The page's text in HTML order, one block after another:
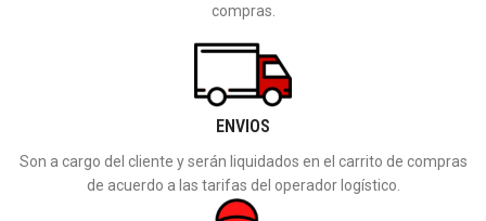
compras.
ENVIOS
Son a cargo del cliente y serán liquidados en el carrito de compras
de acuerdo a las tarifas del operador logístico.